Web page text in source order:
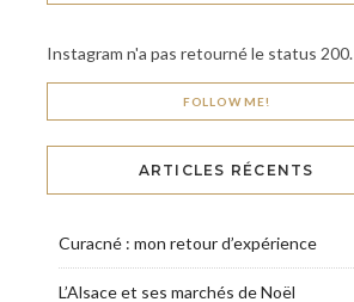
Instagram n'a pas retourné le status 200.
FOLLOW ME!
ARTICLES RÉCENTS
Curacné : mon retour d’expérience
L’Alsace et ses marchés de Noël